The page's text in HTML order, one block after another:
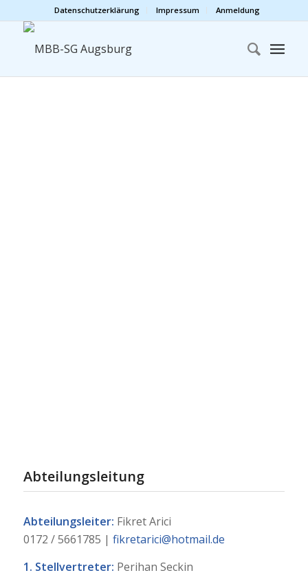
Datenschutzerklärung Impressum Anmeldung
Abteilungsleitung
Abteilungsleiter: Fikret Arici
0172 / 5661785 | fikretarici@hotmail.de
1. Stellvertreter: Perihan Seckin